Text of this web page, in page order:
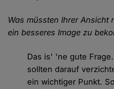
Was müssten Ihrer Ansicht
ein besseres Image zu
Das is' 'ne gute
sollten darauf
ein wichtiger Punkt.